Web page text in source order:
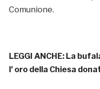
Comunione.
LEGGI ANCHE:La
l’ oro della Chiesa